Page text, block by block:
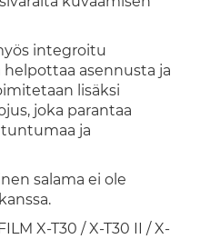
integroitu
helpottaa asennusta ja
lisäksi
joka parantaa
ja
salama ei ole
X-T30 / X-T30 II / X-